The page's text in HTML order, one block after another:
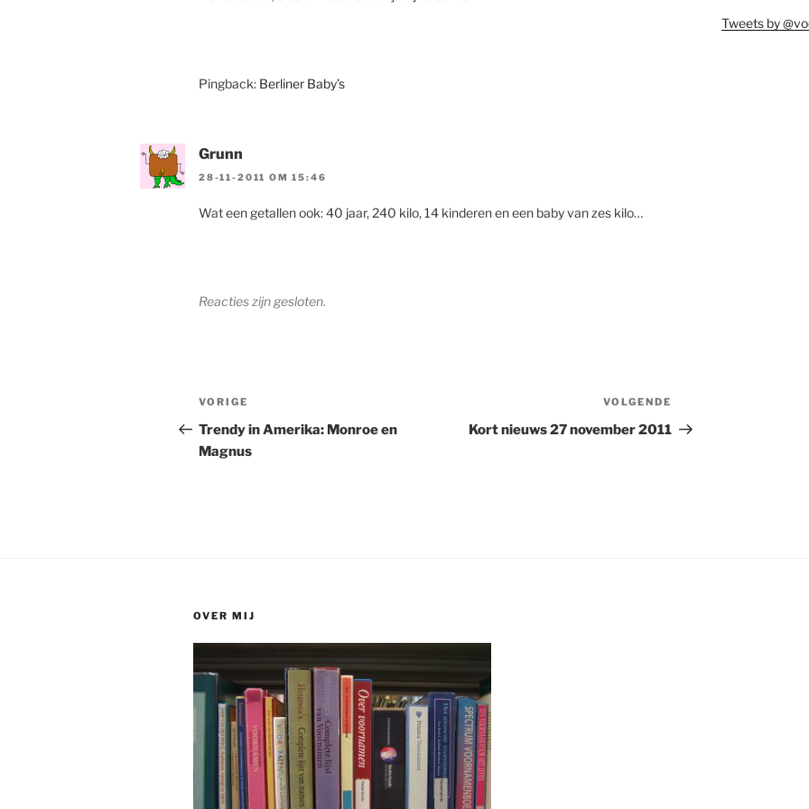
Pingback: Berliner Baby’s
Grunn
28-11-2011 OM 15:46
Wat een getallen ook: 40 jaar, 240 kilo, 14 kinderen en een baby van zes kilo…
Reacties zijn gesloten.
Berichtnavigatie
Vorig
bericht
VORIGE
Trendy in Amerika: Monroe en
Magnus
bericht
VOLGENDE
Kort nieuws 27 november 2011
Tweets by
OVER MIJ